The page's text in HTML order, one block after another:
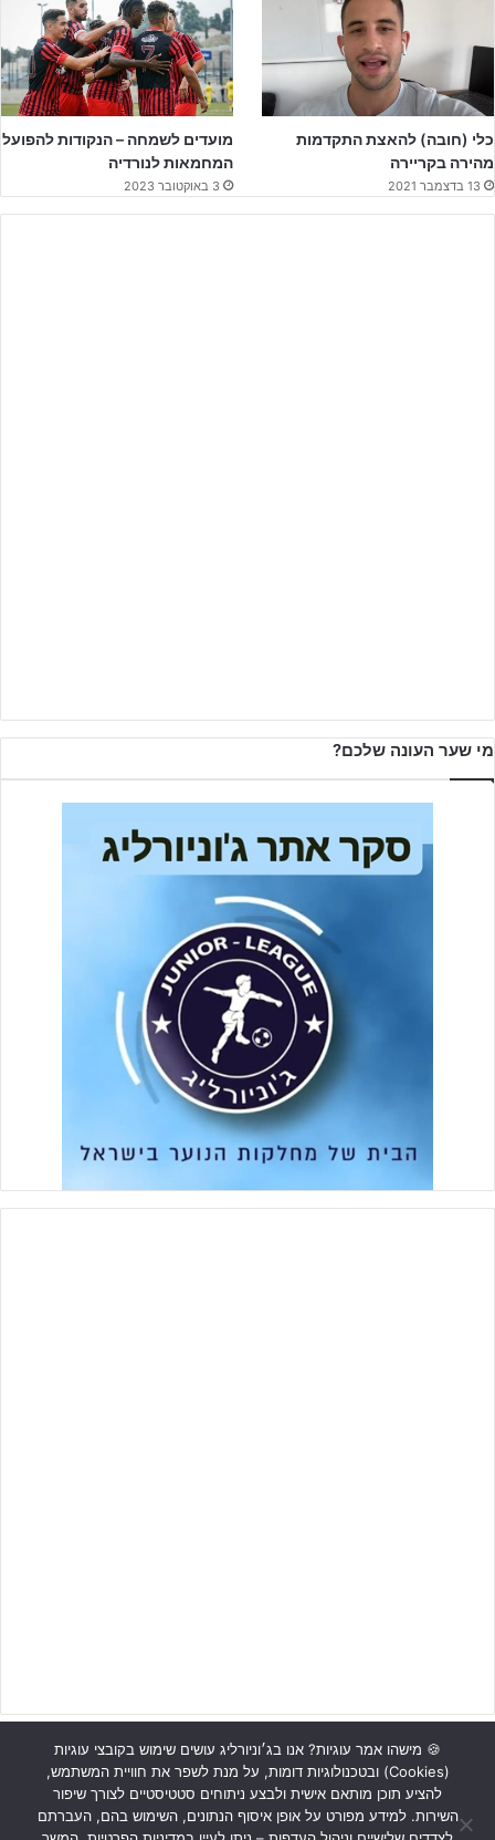
כלי (חובה) להאצת התקדמות
מהירה בקריירה
13 בדצמבר 2021
מועדים לשמחה – הנקודות להפועל
המחמאות לנורדיה
3 באוקטובר 2023
מי שער העונה שלכם?
ראשי כתבות תכנים מקצועיים תנאי שימוש
מדיניות אבטחה
כתבו לנו
🍪 מישהו אמר עוגיות? אנו בג׳וניורליג עושים שימוש בקובצי עוגיות
(Cookies) ובטכנולוגיות דומות, על מנת לשפר את חוויית המשתמש,
להציע תוכן מותאם אישית ולבצע ניתוחים סטטיסטיים לצורך שיפור
השירות. למידע מפורט על אופן איסוף הנתונים, השימוש בהם, העברתם